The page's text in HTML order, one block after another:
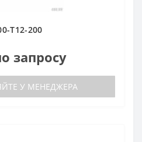
T12-200
запросу
У МЕНЕДЖЕРА